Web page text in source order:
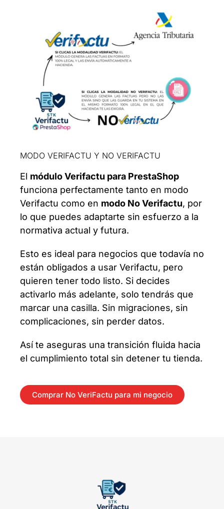
MODO VERIFACTU Y NO VERIFACTU
El módulo Verifactu para PrestaShop
funciona perfectamente tanto en modo
Verifactu como en modo No Verifactu, por
lo que puedes adaptarte sin esfuerzo a la
normativa actual y futura.
Esto es ideal para negocios que todavía no
están obligados a usar Verifactu, pero
quieren tener todo listo. Si decides
activarlo más adelante, solo tendrás que
marcar una casilla. Sin migraciones, sin
complicaciones, sin perder datos.
Así te aseguras una transición fluida hacia
el cumplimiento total sin detener tu tienda.
Comprar No VeriFactu para mi negocio